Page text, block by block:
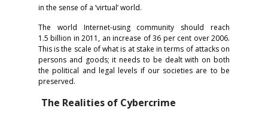
in the sense of a ‘virtual’ world.
The world Internet-using community should reach
1.5 billion in 2011, an increase of 36 per cent over 2006.
This is the scale of what is at stake in terms of attacks on
persons and goods; it needs to be dealt with on both
the political and legal levels if our societies are to be
preserved.
The Realities of Cybercrime